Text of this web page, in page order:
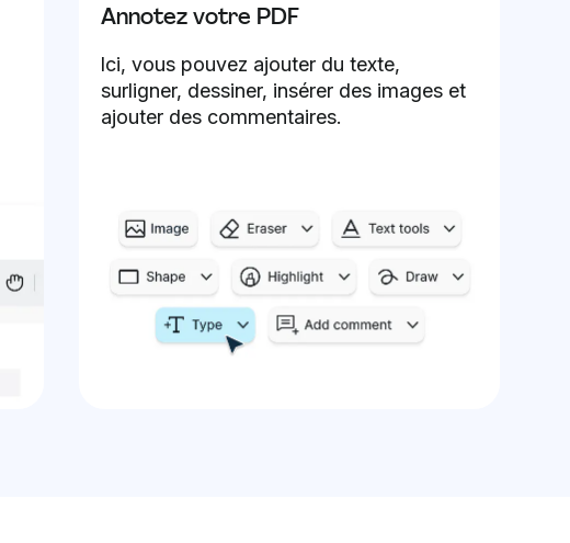
Annotez votre PDF
Ici, vous pouvez ajouter du texte,
surligner, dessiner, insérer des images et
ajouter des commentaires.